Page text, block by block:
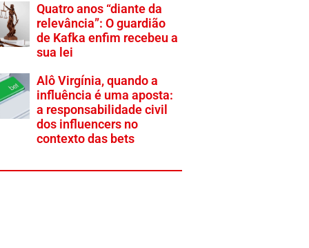
Quatro anos “diante da
relevância”: O guardião
de Kafka enfim recebeu a
sua lei
Alô Virgínia, quando a
influência é uma aposta:
a responsabilidade civil
dos influencers no
contexto das bets